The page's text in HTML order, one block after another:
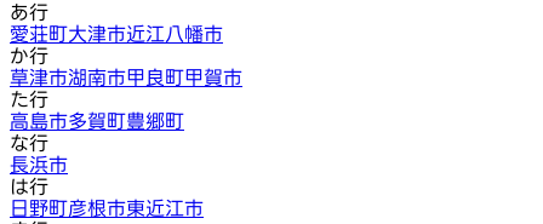
あ行
愛荘町大津市近江八幡市
か行
草津市湖南市甲良町甲賀市
た行
高島市多賀町豊郷町
な行
長浜市
は行
日野町彦根市東近江市